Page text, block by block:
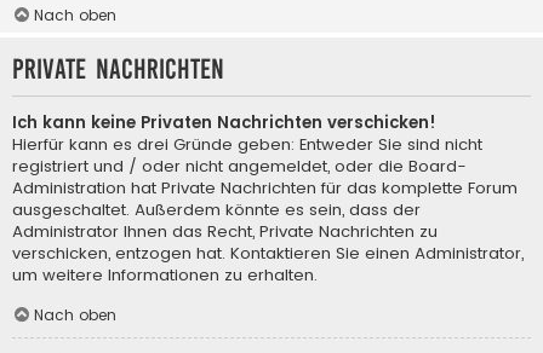
Nach oben
Private Nachrichten
Ich kann keine Privaten Nachrichten verschicken!
Hierfür kann es drei Gründe geben: Entweder Sie sind nicht
registriert und / oder nicht angemeldet, oder die Board-
Administration hat Private Nachrichten für das komplette Forum
ausgeschaltet. Außerdem könnte es sein, dass der
Administrator Ihnen das Recht, Private Nachrichten zu
verschicken, entzogen hat. Kontaktieren Sie einen Administrator,
um weitere Informationen zu erhalten.
Nach oben